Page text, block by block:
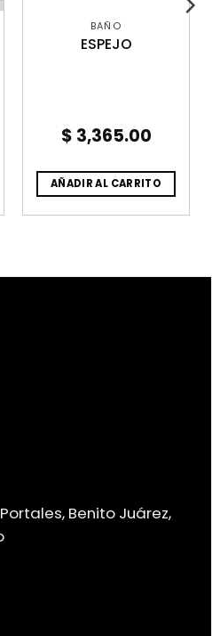
BAÑO
ESPEJO
$ 3,365.00
AÑADIR AL CARRITO
Benito Juárez,